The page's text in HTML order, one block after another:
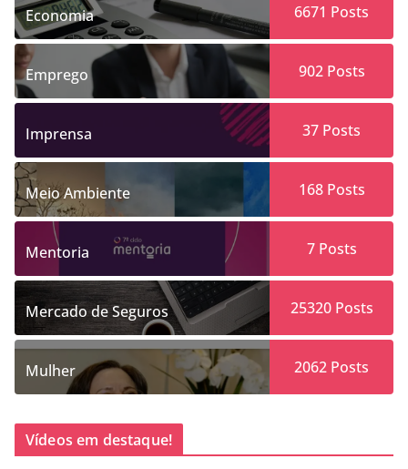
Economia 6671 Posts
Emprego 902Posts
Imprensa 37 Posts
Meio Ambiente 168Posts
Mentoria 7Posts
Mercado de Seguros 25320Posts
Mulher 2062 Posts
Vídeos em destaque!